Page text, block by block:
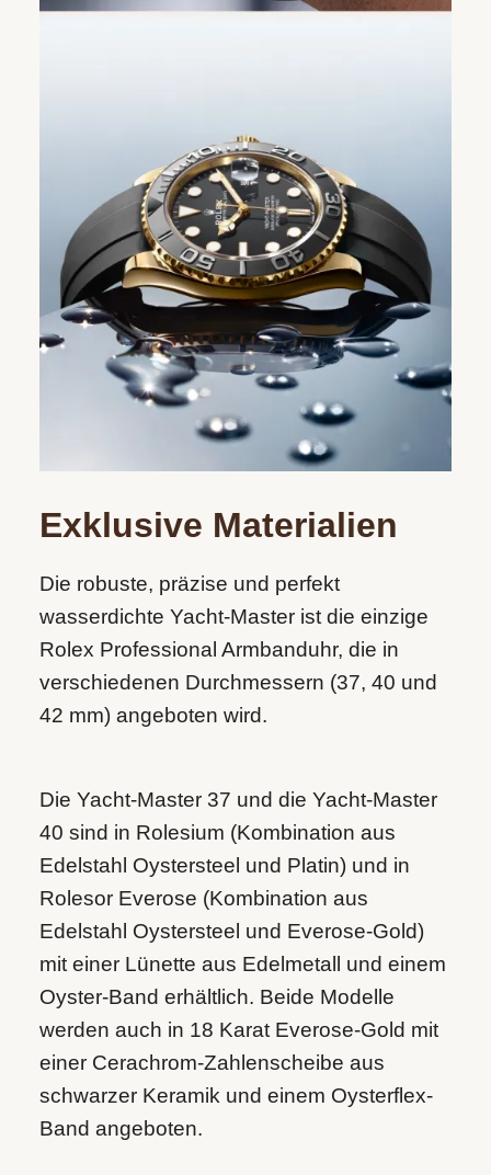
Exklusive Materialien
Die robuste, präzise und perfekt
wasserdichte Yacht‑Master ist die einzige
Rolex Professional Armbanduhr, die in
verschiedenen Durchmessern (37, 40 und
42 mm) angeboten wird.
Die Yacht‑Master 37 und die Yacht‑Master
40 sind in Rolesium (Kombination aus
Edelstahl Oystersteel und Platin) und in
Rolesor Everose (Kombination aus
Edelstahl Oystersteel und Everose-Gold)
mit einer Lünette aus Edelmetall und einem
Oyster-Band erhältlich. Beide Modelle
werden auch in 18 Karat Everose-Gold mit
einer Cerachrom-Zahlenscheibe aus
schwarzer Keramik und einem Oysterflex-
Band angeboten.